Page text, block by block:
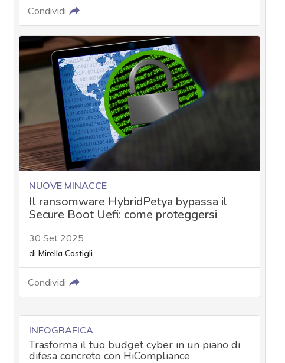
Condividi
NUOVE MINACCE
Il ransomware HybridPetya bypassa il
Secure Boot Uefi: come proteggersi
30 Set 2025
di Mirella Castigli
Condividi
INFOGRAFICA
Trasforma il tuo budget cyber in un piano di
difesa concreto con HiCompliance